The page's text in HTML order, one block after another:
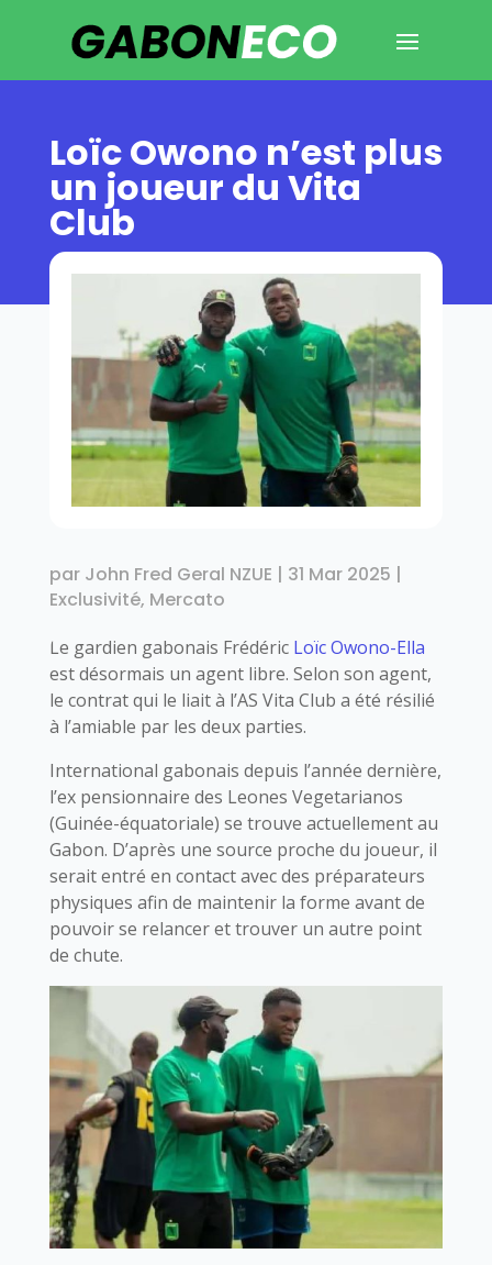
Loïc Owono n’est plus
un joueur du Vita
Club
par John Fred Geral NZUE | 31 Mar 2025 |
Exclusivité, Mercato
Le gardien gabonais Frédéric Loïc Owono-Ella
est désormais un agent libre. Selon son agent,
le contrat qui le liait à l’AS Vita Club a été résilié
à l’amiable par les deux parties.
International gabonais depuis l’année dernière,
l’ex pensionnaire des Leones Vegetarianos
(Guinée-équatoriale) se trouve actuellement au
Gabon. D’après une source proche du joueur, il
serait entré en contact avec des préparateurs
physiques afin de maintenir la forme avant de
pouvoir se relancer et trouver un autre point
de chute.